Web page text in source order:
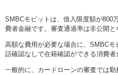
SMBCモビットは、借入限度額が800
費者金融です。審査通過率は非公開と
高額な費用が必要な場合に、SMBC
話確認なしで在籍確認ができる消費者
一般的に、カードローンの審査では勤